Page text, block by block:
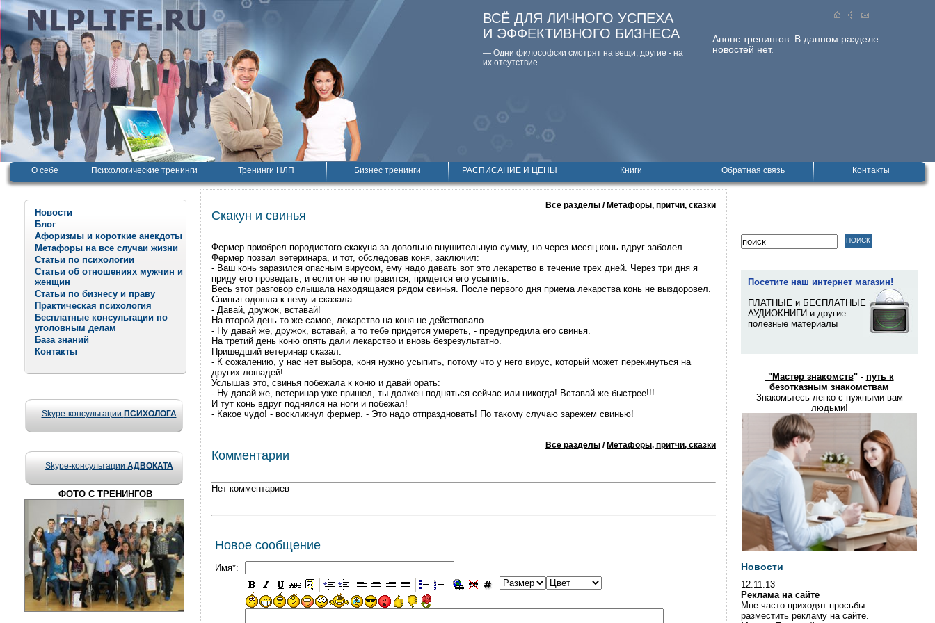
Анонс тренингов: В данном разделе
новостей нет.
ВСЁ ДЛЯ ЛИЧНОГО УСПЕХА
И ЭФФЕКТИВНОГО БИЗНЕСА
— Одни философски смотpят на вещи, дpугие - на
их отсутствие.
О себе Психологические тренинги Тренинги НЛП Бизнес тренинги РАСПИСАНИЕ И ЦЕНЫ Книги Обратная связь Контакты
Новости
Блог
Афоризмы и короткие анекдоты
Метафоры на все случаи жизни
Статьи по психологии
Статьи об отношениях мужчин и
женщин
Статьи по бизнесу и праву
Практическая психология
Бесплатные консультации по
уголовным делам
База знаний
Контакты
Skype-консультации ПСИХОЛОГА
Skype-консультации АДВОКАТА
ФОТО С ТРЕНИНГОВ
Все разделы / Метафоры, притчи, сказки
Скакун и свинья
Фермер приобрел породистого скакуна за довольно внушительную сумму, но через месяц конь вдруг заболел.
Фермер позвал ветеринара, и тот, обследовав коня, заключил:
- Ваш конь заразился опасным вирусом, ему надо давать вот это лекарство в течение трех дней. Через три дня я
приду его проведать, и если он не поправится, придется его усыпить.
Весь этот разговор слышала находящаяся рядом свинья. После первого дня приема лекарства конь не выздоровел.
Свинья одошла к нему и сказала:
- Давай, дружок, вставай!
На второй день то же самое, лекарство на коня не действовало.
- Ну давай же, дружок, вставай, а то тебе придется умереть, - предупредила его свинья.
На третий день коню опять дали лекарство и вновь безрезультатно.
Пришедший ветеринар сказал:
- К сожалению, у нас нет выбора, коня нужно усыпить, потому что у него вирус, который может перекинуться на
других лошадей!
Услышав это, свинья побежала к коню и давай орать:
- Ну давай же, ветеринар уже пришел, ты должен подняться сейчас или никогда! Вставай же быстрее!!!
И тут конь вдруг поднялся на ноги и побежал!
- Какое чудо! - воскликнул фермер. - Это надо отпраздновать! По такому случаю зарежем свинью!
Все разделы / Метафоры, притчи, сказки
Комментарии
Нет комментариев
Новое сообщение
Имя*:
Посетите наш интернет магазин!
ПЛАТНЫЕ и БЕСПЛАТНЫЕ
АУДИОКНИГИ и другие
полезные материалы
"Мастер знакомств" - путь к
безотказным знакомствам
Знакомьтесь легко с нужными вам
людьми!
Новости
12.11.13
Реклама на сайте
Мне часто приходят просьбы
разместить рекламу на сайте.